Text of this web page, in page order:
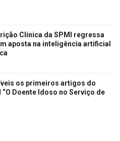
Clínica da SPMI regressa
aposta na inteligência artificial
os primeiros artigos do
Doente Idoso no Serviço de